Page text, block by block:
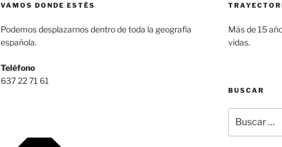
VAMOS DONDE ESTÉS
Podemos desplazarnos dentro de toda la geografía
española.
Teléfono
637 22 71 61
Más de 15
vidas.
BUSCAR
por: